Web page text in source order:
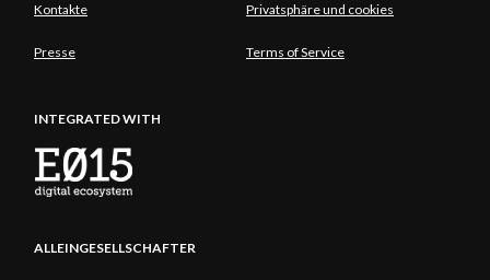
Kontakte Privatsphäre und cookies
Presse Terms of Service
INTEGRATED WITH
ALLEINGESELLSCHAFTER